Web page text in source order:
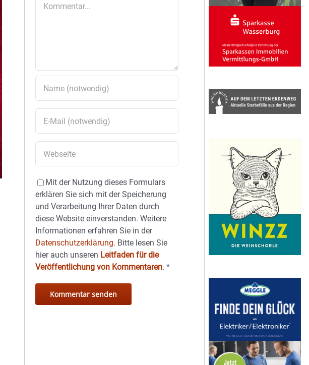
Mit der Nutzung dieses Formulars
erklären Sie sich mit der Speicherung
und Verarbeitung Ihrer Daten durch
diese Website einverstanden. Weitere
Informationen erfahren Sie in der
Datenschutzerklärung. Bitte lesen Sie
hier auch unseren Leitfaden für die
Veröffentlichung von Kommentaren.*